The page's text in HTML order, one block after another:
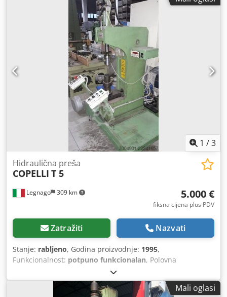
1 /3
Legnago 309 km
Hidraulična preša
COPELLI T 5
5.000 €
fiksna cijena plus PDV
Zatražiti Nazvati
Stanje: rabljeno, Godina proizvodnje: 1995,
Funkcionalnost: potpuno funkcionalan, Polovna
hidraulična preša 5T COPELLI s elektroničkim regulatorom
pritiska. Chsdezh En Hjpfx Abiea
Mali oglasi